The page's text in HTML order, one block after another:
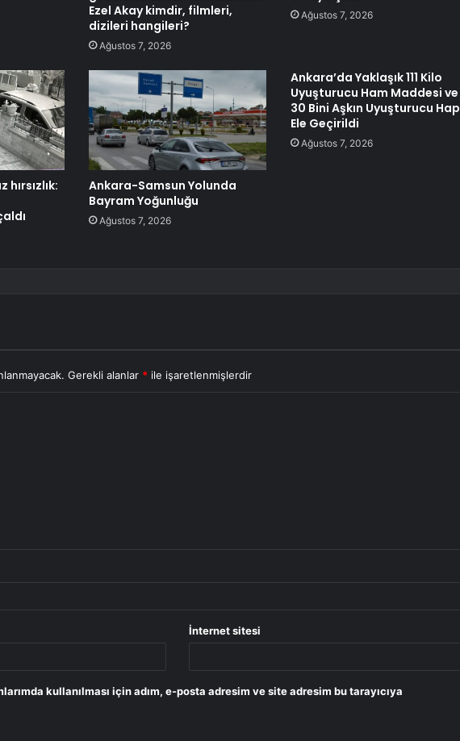
Ezel Akay kimdir, filmleri,
dizileri hangileri?
Ağustos 7, 2026
Ağustos 7, 2026
hırsızlık:
Ankara-Samsun Yolunda
Bayram Yoğunluğu
Ağustos 7, 2026
Ankara’da Yaklaşık 111 Kilo
Uyuşturucu Ham Maddesi ve
30 Bini Aşkın Uyuşturucu Hap
Ele Geçirildi
Ağustos 7, 2026
Gerekli alanlar * ile işaretlenmişlerdir
İnternet sitesi
kullanılması için adım, e-posta adresim ve site adresim bu tarayıcıya